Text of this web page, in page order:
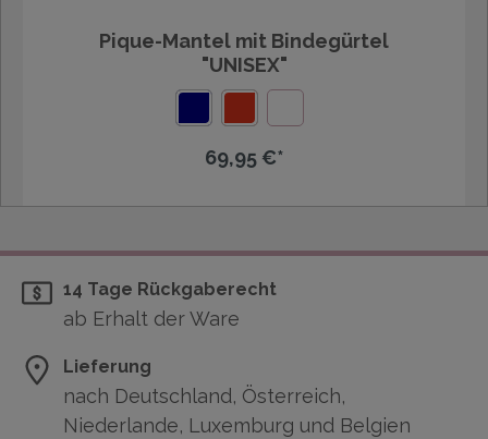
Pique-Mantel mit Bindegürtel
"UNISEX"
69,95 €*
14 Tage Rückgaberecht
ab Erhalt der Ware
Lieferung
nach Deutschland, Österreich,
Niederlande, Luxemburg und Belgien